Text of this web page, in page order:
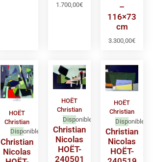
1.700,00€
–
116×73
cm
3.300,00€
HOËT
Christian
Disponible
Christian
Nicolas
HOËT
Christian
Disponible
Christian
Nicolas
HOËT-
240501
HOËT
Christian
Disponible
Christian
Nicolas
HOËT-